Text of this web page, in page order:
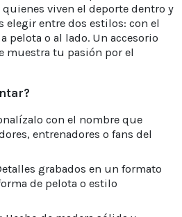
viven el deporte dentro y
elegir entre dos estilos: con el
pelota o al lado. Un accesorio
muestra tu pasión por el
con el nombre que
entrenadores o fans del
grabados en un formato
de pelota o estilo